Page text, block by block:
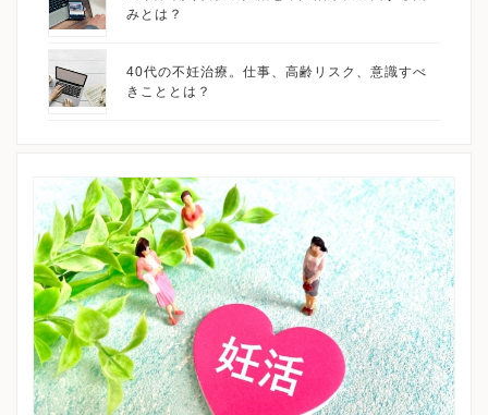
みとは？
40代の不妊治療。仕事、高齢リスク、意識すべ
きこととは？